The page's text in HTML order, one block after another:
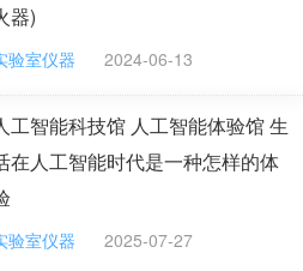
道上打广告，这种推广形式见
，但不花钱就没有客户进来。
户需求的内容，这种推广形式
客户很少，但长期积累会形成
器)
验室仪器 2024-06-13
工智能科技馆 人工智能体验馆 生
在人工智能时代是一种怎样的体
验室仪器 2025-07-27